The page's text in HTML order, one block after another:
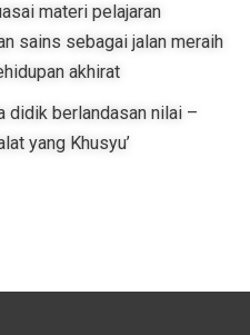
materi pelajaran
sains sebagai jalan meraih
akhirat
didik berlandasan nilai –
yang Khusyu’